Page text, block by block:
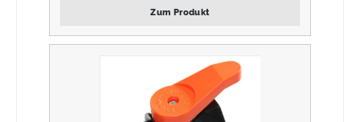
Zum Produkt